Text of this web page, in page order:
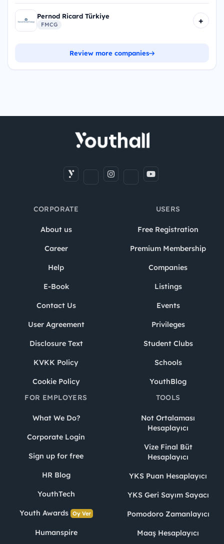
Pernod Ricard Türkiye
FMCG +
Review more companies
CORPORATE
About us
Career
Help
E-Book
Contact Us
User Agreement
Disclosure Text
KVKK Policy
Cookie Policy
USERS
Free Registration
Premium Membership
Companies
Listings
Events
Privileges
Student Clubs
Schools
YouthBlog
FOR EMPLOYERS
What We Do?
Corporate Login
Sign up for free
HR Blog
YouthTech
Youth Awards Oy Ver
Humanspire
TOOLS
Not Ortalaması
Hesaplayıcı
Vize Final Büt
Hesaplayıcı
YKS Puan Hesaplayıcı
YKS Geri Sayım Sayacı
Pomodoro Zamanlayıcı
Maaş Hesaplayıcı